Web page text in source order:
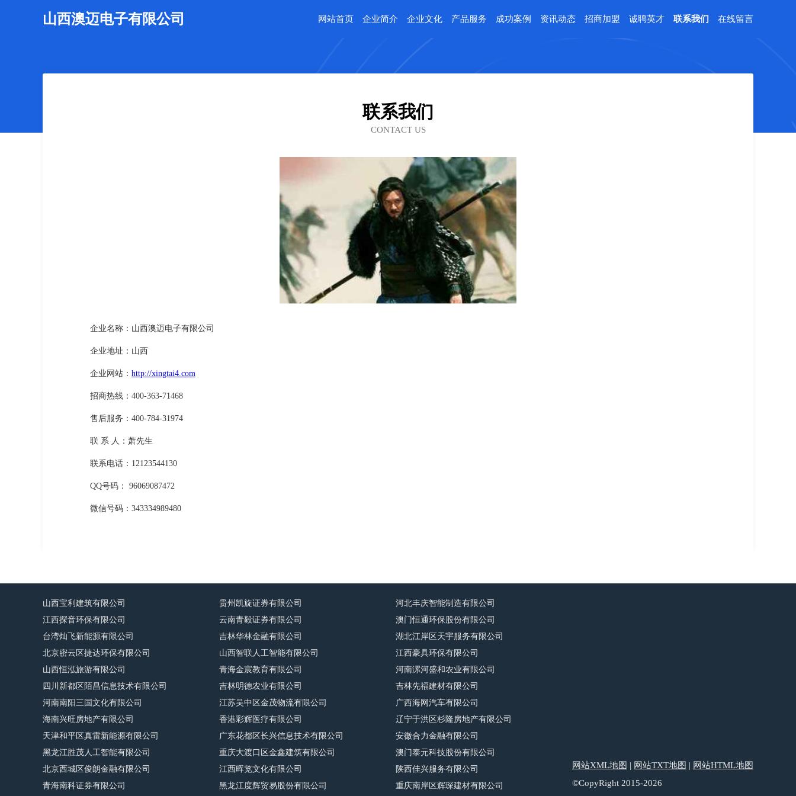
山西澳迈电子有限公司 网站首页 企业简介 企业文化 产品服务 成功案例 资讯动态 招商加盟 诚聘英才 联系我们 在线留言
联系我们
CONTACT US
企业名称：山西澳迈电子有限公司
企业地址：山西
企业网站： http://xingtai4.com
招商热线：400-363-71468
售后服务：400-784-31974
联 系 人：萧先生
联系电话：12123544130
QQ号码： 96069087472
微信号码：343334989480
山西宝利建筑有限公司 贵州凯旋证券有限公司
河北丰庆智能制造有限公司
江西探音环保有限公司
云南青毅证券有限公司
澳门恒通环保股份有限公司
台湾灿飞新能源有限公司
吉林华林金融有限公司
湖北江岸区天宇服务有限公司
北京密云区捷达环保有限公司
山西智联人工智能有限公司
江西豪具环保有限公司
山西恒泓旅游有限公司
青海金宸教育有限公司
河南漯河盛和农业有限公司
四川新都区陌昌信息技术有限公司
吉林明德农业有限公司
吉林先福建材有限公司
河南南阳三国文化有限公司
江苏吴中区金茂物流有限公司
广西海网汽车有限公司
海南兴旺房地产有限公司
香港彩辉医疗有限公司
辽宁于洪区杉隆房地产有限公司
天津和平区真雷新能源有限公司
广东花都区长兴信息技术有限公司
安徽合力金融有限公司
黑龙江胜茂人工智能有限公司
重庆大渡口区金鑫建筑有限公司
澳门泰元科技股份有限公司
北京西城区俊朗金融有限公司
江西晖览文化有限公司
陕西佳兴服务有限公司
青海南科证券有限公司
黑龙江度辉贸易股份有限公司 重庆南岸区辉琛建材有限公司
网站XML地图 | 网站TXT地图 | 网站HTML地图
©CopyRight 2015-2026